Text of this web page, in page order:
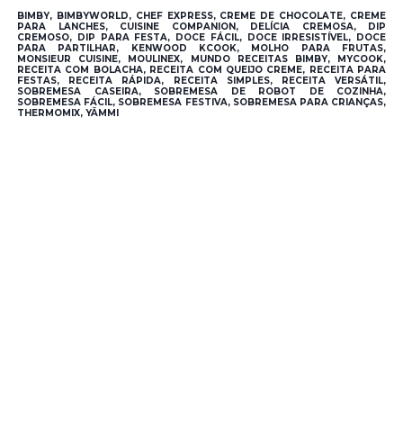
BIMBY, BIMBYWORLD, CHEF EXPRESS, CREME DE CHOCOLATE, CREME
PARA LANCHES, CUISINE COMPANION, DELÍCIA CREMOSA, DIP
CREMOSO, DIP PARA FESTA, DOCE FÁCIL, DOCE IRRESISTÍVEL, DOCE
PARA PARTILHAR, KENWOOD KCOOK, MOLHO PARA FRUTAS,
MONSIEUR CUISINE, MOULINEX, MUNDO RECEITAS BIMBY, MYCOOK,
RECEITA COM BOLACHA, RECEITA COM QUEIJO CREME, RECEITA PARA
FESTAS, RECEITA RÁPIDA, RECEITA SIMPLES, RECEITA VERSÁTIL,
SOBREMESA CASEIRA, SOBREMESA DE ROBOT DE COZINHA,
SOBREMESA FÁCIL, SOBREMESA FESTIVA, SOBREMESA PARA CRIANÇAS,
THERMOMIX, YÄMMI